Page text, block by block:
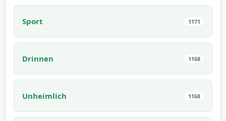
Sport 1171
Drinnen 1168
Unheimlich 1168